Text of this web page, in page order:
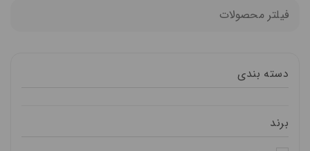
فیلتر محصولات
دسته بندی
برند